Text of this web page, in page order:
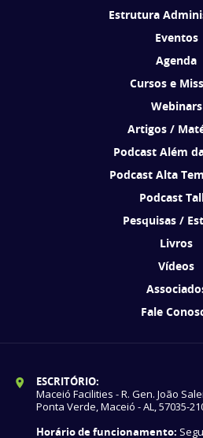
Estrutura
Eventos
Agenda
Cursos e
Webinars
Artigos /
Podcast Além
Podcast Alta
Podcast
Pesquisas /
Livros
Vídeos
Fale
ESCRITÓRIO:
Maceió Facilities - R. Gen. João
Ponta Verde, Maceió - AL, 57035-
Horário de funcionamento: